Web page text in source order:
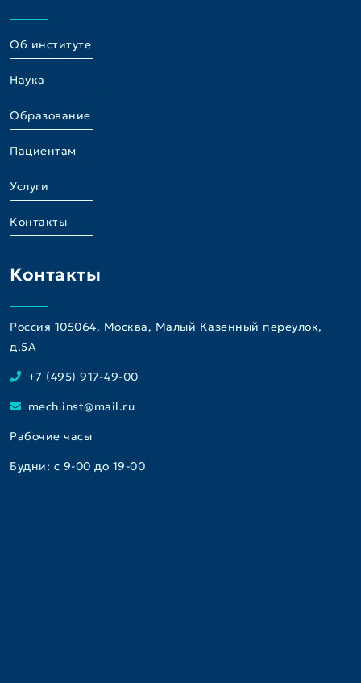
Об институте
Наука
Образование
Пациентам
Услуги
Контакты
Контакты
Россия 105064, Москва, Малый Казенный переулок,
д.5A
+7 (495) 917-49-00
mech.inst@mail.ru
Рабочие часы
Будни: с 9-00 до 19-00